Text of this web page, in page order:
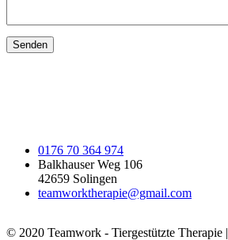
0176 70 364 974
Balkhauser Weg 106
42659 Solingen
teamworktherapie@gmail.com
© 2020 Teamwork - Tiergestützte Therapie |